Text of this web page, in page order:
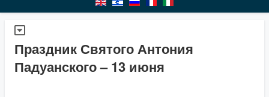
Праздник Святого Антония
Падуанского – 13 июня